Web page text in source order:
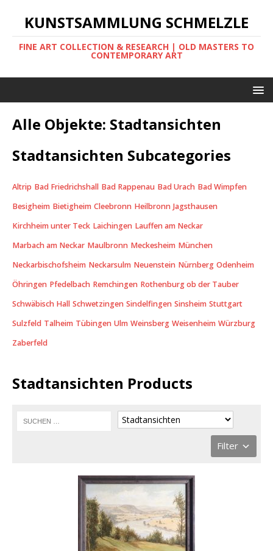
KUNSTSAMMLUNG SCHMELZLE
FINE ART COLLECTION & RESEARCH | OLD MASTERS TO
CONTEMPORARY ART
Alle Objekte: Stadtansichten
Stadtansichten Subcategories
Altrip Bad Friedrichshall Bad Rappenau Bad Urach Bad Wimpfen
Besigheim Bietigheim Cleebronn Heilbronn Jagsthausen
Kirchheim unter Teck Laichingen Lauffen am Neckar
Marbach am Neckar Maulbronn Meckesheim München
Neckarbischofsheim Neckarsulm Neuenstein Nürnberg Odenheim
Öhringen Pfedelbach Remchingen Rothenburg ob der Tauber
Schwäbisch Hall Schwetzingen Sindelfingen Sinsheim Stuttgart
Sulzfeld Talheim Tübingen Ulm Weinsberg Weisenheim Würzburg
Zaberfeld
Stadtansichten Products
Filter